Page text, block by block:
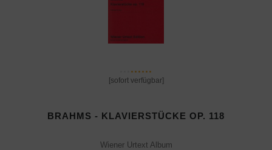
[sofort verfügbar]
BRAHMS - KLAVIERSTÜCKE OP. 118
Wiener Urtext Album